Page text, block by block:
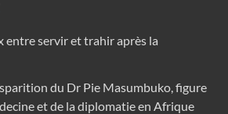
entre servir et trahir après la
du Dr Pie Masumbuko, figure
et de la diplomatie en Afrique